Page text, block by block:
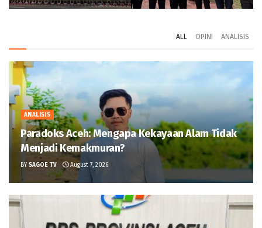
ALL OPINI ANALISIS
ANALISIS
Paradoks Aceh: Mengapa Kekayaan Alam Tidak
Menjadi Kemakmuran?
BY SAGOE TV August 7, 2026